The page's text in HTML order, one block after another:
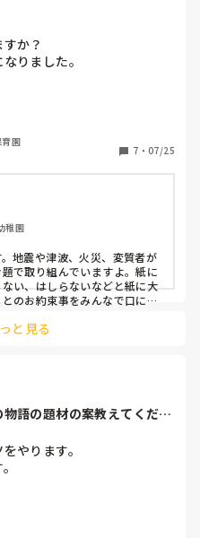
か？
りました。
ていただければ嬉しいで
園
7 ・ 07/25
稚園
地震や津波、火災、変質者が
で取り組んでいますよ。紙に
い、はしらないなどと紙に大
のお約束事をみんなで口に出
震、津波の時には避難バック
と見る
語の題材の案教えてくださ
やります。
頂きたいです。